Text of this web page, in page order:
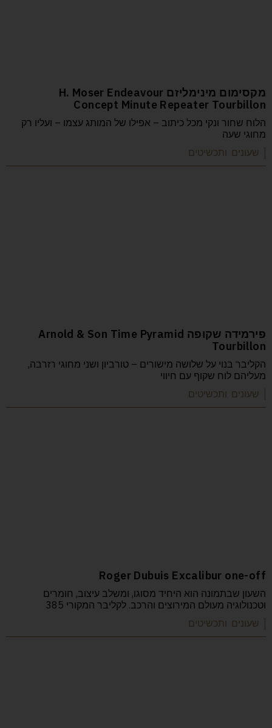
מקסימום מינימליזם H. Moser Endeavour
Concept Minute Repeater Tourbillon
הלוח שחור ונקי מכל כיתוב – אפילו של המותג עצמו – ועליו רק
מחוגי שעה
| שעונים ותכשיטים
פירמידה שקופה Arnold & Son Time Pyramid
Tourbillon
הקליבר בנוי על שלושה מישורים – טורביון ושני מחוגי רזרבה,
מעליהם לוח שקוף עם חיווי
| שעונים ותכשיטים
Roger Dubuis Excalibur one-off
השעון שבתמונה הוא היחיד מסוגו, ומשלב עיצוב, חומרים
וטכנולוגיה מעולם המירוצים והרכב. לקליבר המקורי 385
| שעונים ותכשיטים